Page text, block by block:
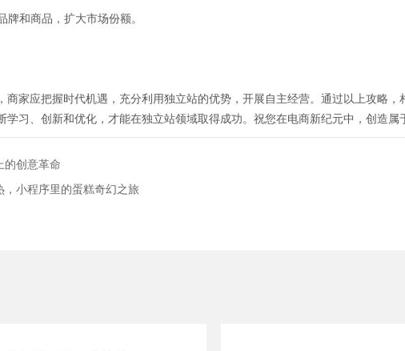
牌和商品，扩大市场份额。
商家应把握时代机遇，充分利用独立站的优势，开展自主经营。通过以上攻略
习、创新和优化，才能在独立站领域取得成功。祝您在电商新纪元中，创造属
的创意革命
小程序里的蛋糕奇幻之旅